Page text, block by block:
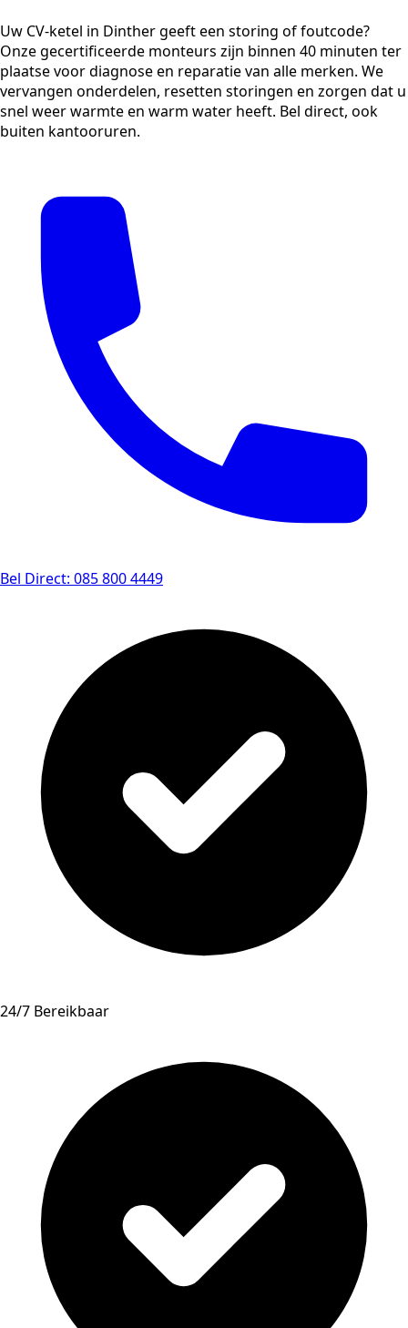
Uw CV-ketel in Dinther geeft een storing of foutcode?
Onze gecertificeerde monteurs zijn binnen 40 minuten ter
plaatse voor diagnose en reparatie van alle merken. We
vervangen onderdelen, resetten storingen en zorgen dat u
snel weer warmte en warm water heeft. Bel direct, ook
buiten kantooruren.
Bel Direct: 085 800 4449
24/7 Bereikbaar